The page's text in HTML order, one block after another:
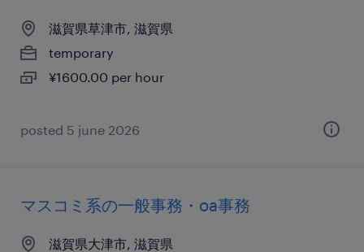
滋賀県草津市, 滋賀県
temporary
¥1600.00 per hour
posted 5 june 2026
マスコミ系の一般事務・oa事務
滋賀県大津市, 滋賀県